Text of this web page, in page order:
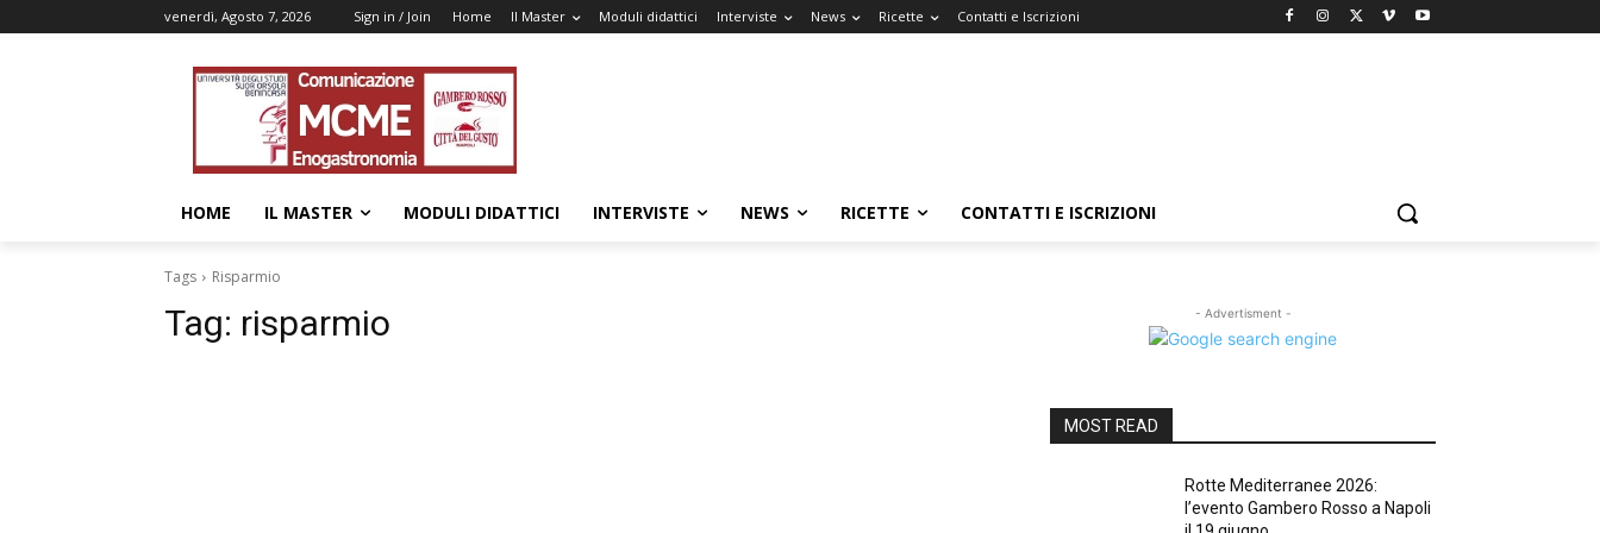
venerdì, Agosto 7, 2026 Sign in / Join Home Il Master Moduli didattici Interviste News Ricette Contatti e Iscrizioni
HOME IL MASTER MODULI DIDATTICI INTERVISTE NEWS RICETTE CONTATTI E ISCRIZIONI
Tags Risparmio
Tag: risparmio - Advertisment -
MOST READ
Rotte Mediterranee 2026:
l’evento Gambero Rosso a Napoli